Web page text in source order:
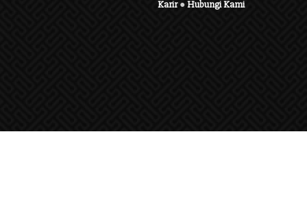
Karir●Hubungi Kami